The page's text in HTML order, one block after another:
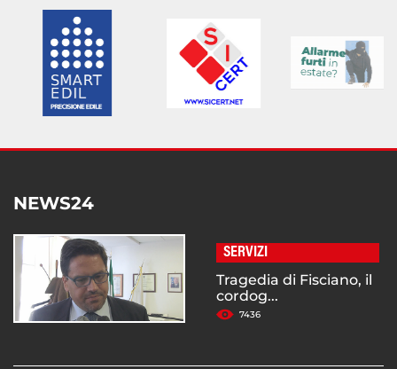
NEWS24
SERVIZI
Tragedia di Fisciano, il
cordog...
7436